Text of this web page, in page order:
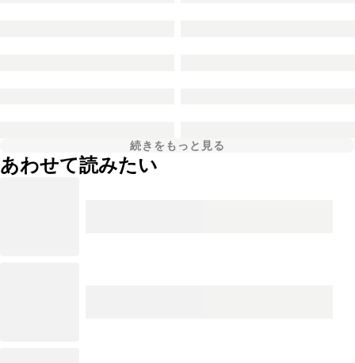
続きをもっと見る
あわせて読みたい